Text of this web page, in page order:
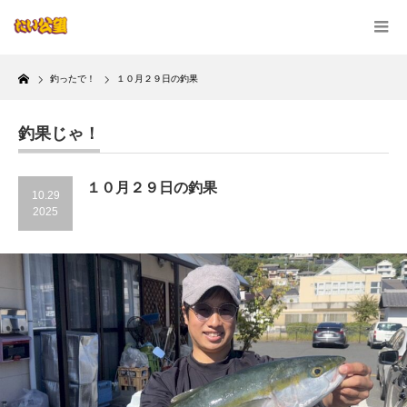
Home
釣ったで！ １０月２９日の釣果
釣果じゃ！
10.29
2025
１０月２９日の釣果